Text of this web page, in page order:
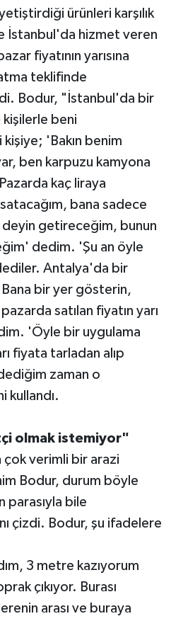
ürünleri karşılık
İstanbul'da hizmet veren
fiyatının yarısına
teklifinde
Bodur, "İstanbul'da bir
kişilerle beni
'Bakın benim
ben karpuzu kamyona
kaç liraya
satacağım, bana sadece
deyin getireceğim, bunun
dedim. 'Şu an öyle
Antalya'da bir
bir yer gösterin,
satılan fiyatın yarı
'Öyle bir uygulama
fiyata tarladan alıp
zaman o
kullandı.
olmak istemiyor"
çok verimli bir arazi
Bodur, durum böyle
parasıyla bile
çizdi. Bodur, şu ifadelere
3 metre kazıyorum
çıkıyor. Burası
arası ve buraya